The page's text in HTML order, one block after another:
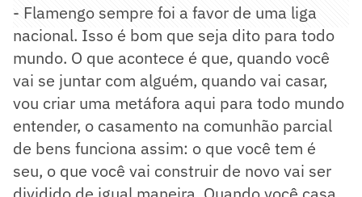
- Flamengo sempre foi a favor de uma liga
nacional. Isso é bom que seja dito para todo
mundo. O que acontece é que, quando você
vai se juntar com alguém, quando vai casar,
vou criar uma metáfora aqui para todo mundo
entender, o casamento na comunhão parcial
de bens funciona assim: o que você tem é
seu, o que você vai construir de novo vai ser